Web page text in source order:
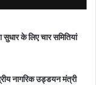
सुधार के लिए चार समितियां
नागरिक उड्डयन मंत्री